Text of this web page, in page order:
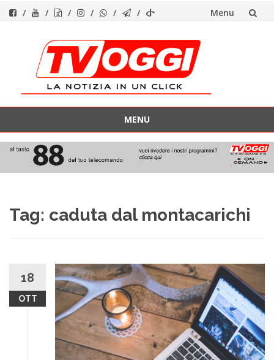
Menu
contenuto
MENU
contenuto
Tag: caduta dal montacarichi
18
OTT